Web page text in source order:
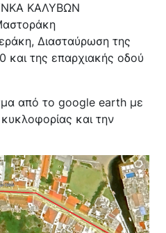
ΚΑΛΥΒΩΝ
Διασταύρωση της
και της επαρχιακής οδού
από το google earth με
και την